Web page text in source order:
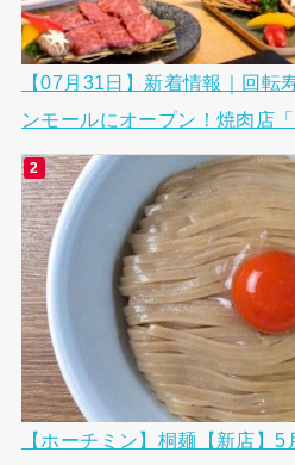
【07月31日】新着情報｜回転
ンモールにオープン！焼肉店
【ホーチミン】桐麺【新店】